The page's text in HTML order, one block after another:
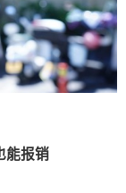
能报销